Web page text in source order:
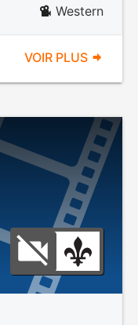
Western
VOIR PLUS